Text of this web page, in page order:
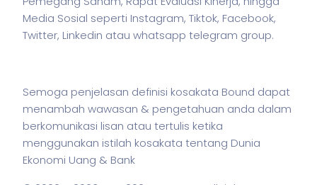
Media Sosial seperti Instagram, Tiktok, Facebook,
Twitter, Linkedin atau whatsapp telegram group.
Semoga penjelasan definisi kosakata Bound dapat
menambah wawasan & pengetahuan anda dalam
berkomunikasi lisan atau tertulis ketika
menggunakan istilah kosakata tentang Dunia
Ekonomi Uang & Bank